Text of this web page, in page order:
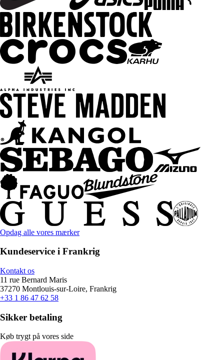
Opdag alle vores mærker
Kundeservice i Frankrig
Kontakt os
11 rue Bernard Maris
37270 Montlouis-sur-Loire, Frankrig
+33 1 86 47 62 58
Sikker betaling
Køb trygt på vores side